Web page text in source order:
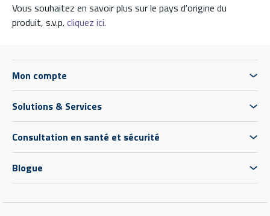
Vous souhaitez en savoir plus sur le pays d'origine du
produit, s.v.p. cliquez ici.
Mon compte
Solutions & Services
Consultation en santé et sécurité
Blogue